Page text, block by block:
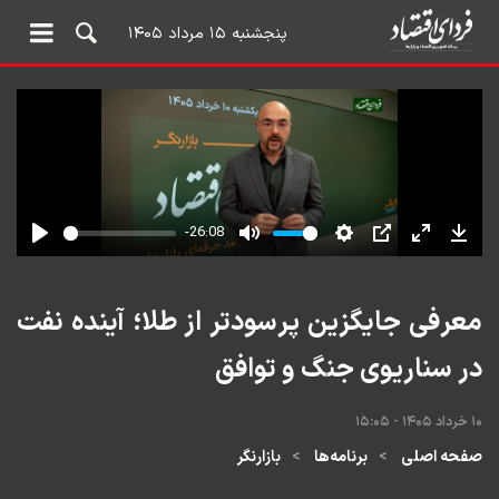
پنجشنبه ۱۵ مرداد ۱۴۰۵
معرفی جایگزین پرسودتر از طلا؛ آینده نفت
در سناریوی جنگ و توافق
۱۰ خرداد ۱۴۰۵ - ۱۵:۰۵
صفحه اصلی برنامه‌ها بازارنگر